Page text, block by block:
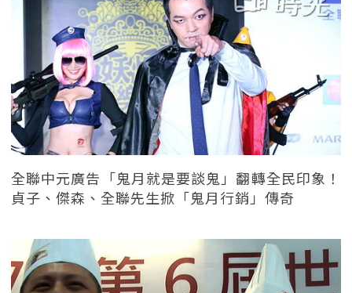
全聯中元廣告「鬼月就是要談鬼」翻轉全民印象！
貞子、傑森、全聯先生掀「鬼月行銷」傳奇